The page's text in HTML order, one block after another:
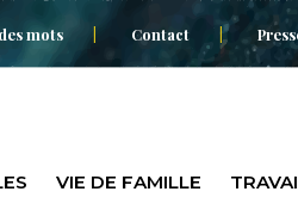
mots Contact
VIE DE FAMILLE